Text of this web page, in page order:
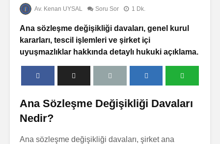
Av. Kenan UYSAL Soru Sor 1 Dk.
Ana sözleşme değişikliği davaları, genel kurul
kararları, tescil işlemleri ve şirket içi
uyuşmazlıklar hakkında detaylı hukuki açıklama.
Ana Sözleşme Değişikliği Davaları
Nedir?
Ana sözleşme değişikliği davaları, şirket ana